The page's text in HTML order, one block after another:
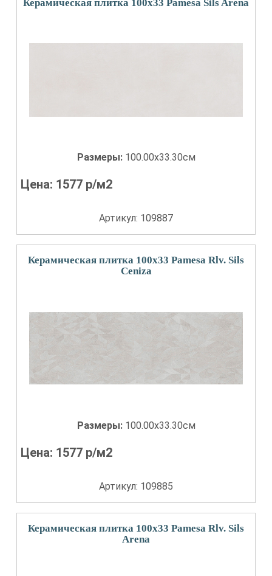
Керамическая плитка 100x33 Pamesa Sils Arena
Размеры: 100.00x33.30см
Цена: 1577 р/м2
Артикул: 109887
Керамическая плитка 100x33 Pamesa Rlv. Sils
Ceniza
Размеры: 100.00x33.30см
Цена: 1577 р/м2
Артикул: 109885
Керамическая плитка 100x33 Pamesa Rlv. Sils
Arena